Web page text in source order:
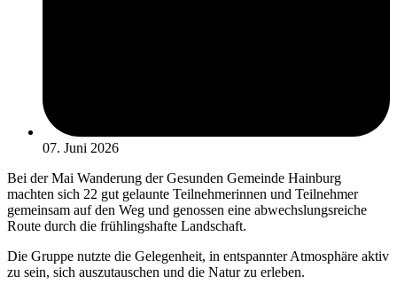
07. Juni 2026
Bei der Mai Wanderung der Gesunden Gemeinde Hainburg
machten sich 22 gut gelaunte Teilnehmerinnen und Teilnehmer
gemeinsam auf den Weg und genossen eine abwechslungsreiche
Route durch die frühlingshafte Landschaft.
Die Gruppe nutzte die Gelegenheit, in entspannter Atmosphäre aktiv
zu sein, sich auszutauschen und die Natur zu erleben.